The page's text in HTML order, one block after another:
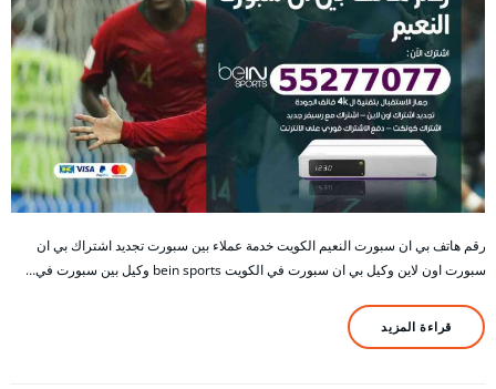
رقم هاتف بي ان سبورت النعيم الكويت خدمة عملاء بين سبورت تجديد اشتراك بي ان
سبورت اون لاين وكيل بي ان سبورت في الكويت bein sports وكيل بين سبورت في…
قراءة المزيد